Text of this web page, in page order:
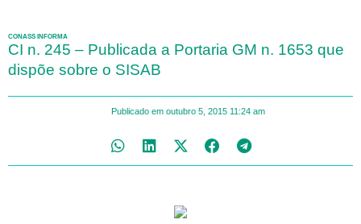
CONASS INFORMA
CI n. 245 – Publicada a Portaria GM n. 1653 que
dispõe sobre o SISAB
Publicado em outubro 5, 2015 11:24 am